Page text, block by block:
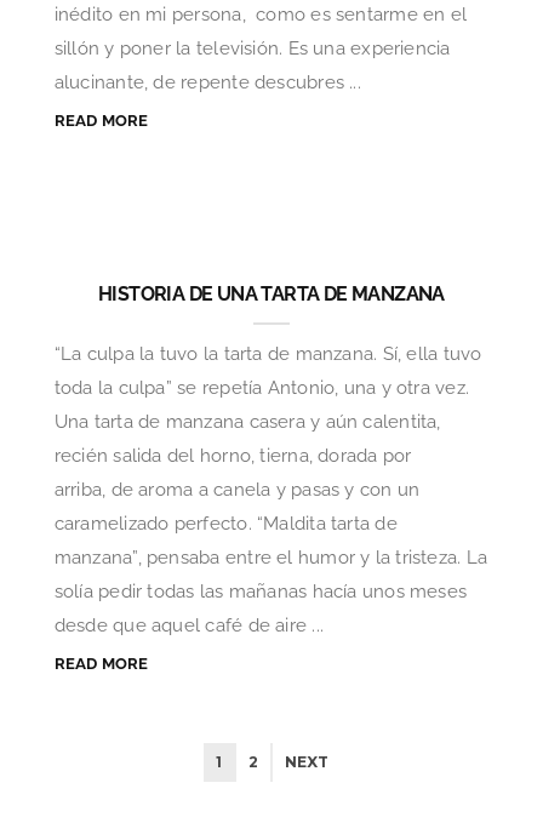
inédito en mi persona, como es sentarme en el
sillón y poner la televisión. Es una experiencia
alucinante, de repente descubres ...
READ MORE
HISTORIA DE UNA TARTA DE MANZANA
“La culpa la tuvo la tarta de manzana. Sí, ella tuvo
toda la culpa” se repetía Antonio, una y otra vez.
Una tarta de manzana casera y aún calentita,
recién salida del horno, tierna, dorada por
arriba, de aroma a canela y pasas y con un
caramelizado perfecto. “Maldita tarta de
manzana”, pensaba entre el humor y la tristeza. La
solía pedir todas las mañanas hacía unos meses
desde que aquel café de aire ...
READ MORE
1 2 NEXT